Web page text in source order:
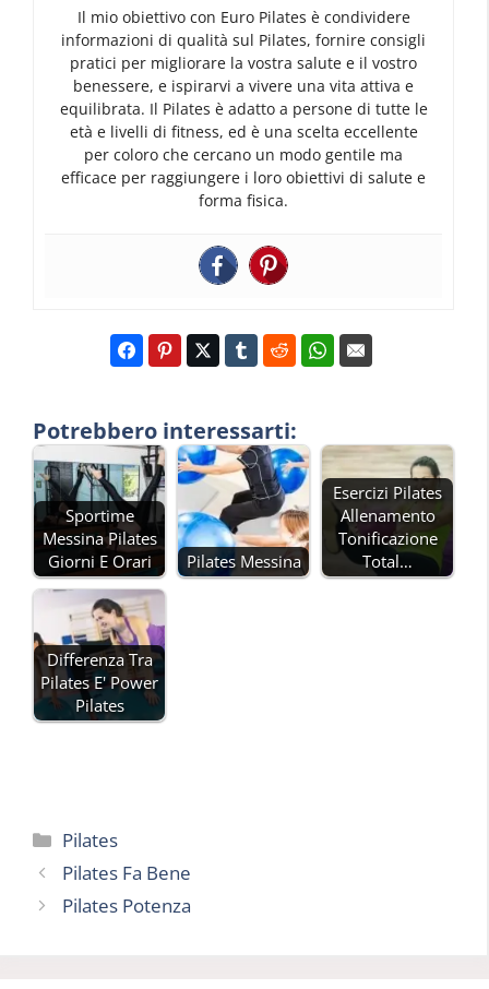
Il mio obiettivo con Euro Pilates è condividere
informazioni di qualità sul Pilates, fornire consigli
pratici per migliorare la vostra salute e il vostro
benessere, e ispirarvi a vivere una vita attiva e
equilibrata. Il Pilates è adatto a persone di tutte le
età e livelli di fitness, ed è una scelta eccellente
per coloro che cercano un modo gentile ma
efficace per raggiungere i loro obiettivi di salute e
forma fisica.
Potrebbero interessarti:
Sportime
Messina Pilates
Giorni E Orari
Pilates Messina
Esercizi Pilates
Allenamento
Tonificazione
Total…
Differenza Tra
Pilates E' Power
Pilates
Categorie
Pilates
Pilates Fa Bene
Pilates Potenza